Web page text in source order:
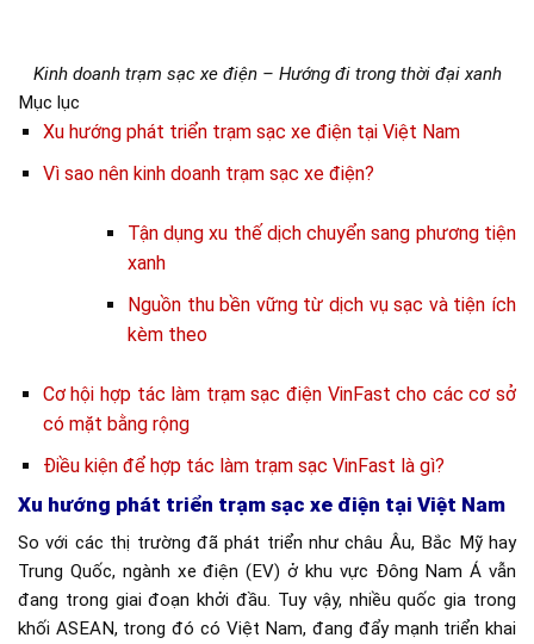
Kinh doanh trạm sạc xe điện – Hướng đi trong thời đại xanh
Mục lục
Xu hướng phát triển trạm sạc xe điện tại Việt Nam
Vì sao nên kinh doanh trạm sạc xe điện?
Tận dụng xu thế dịch chuyển sang phương tiện
xanh
Nguồn thu bền vững từ dịch vụ sạc và tiện ích
kèm theo
Cơ hội hợp tác làm trạm sạc điện VinFast cho các cơ sở
có mặt bằng rộng
Điều kiện để hợp tác làm trạm sạc VinFast là gì?
Xu hướng phát triển trạm sạc xe điện tại Việt Nam
So với các thị trường đã phát triển như châu Âu, Bắc Mỹ hay
Trung Quốc, ngành xe điện (EV) ở khu vực Đông Nam Á vẫn
đang trong giai đoạn khởi đầu. Tuy vậy, nhiều quốc gia trong
khối ASEAN, trong đó có Việt Nam, đang đẩy mạnh triển khai